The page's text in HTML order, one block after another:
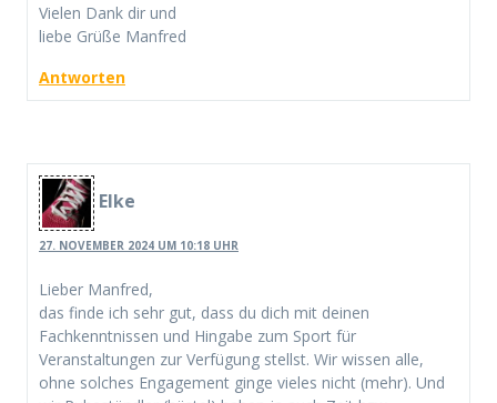
Vielen Dank dir und
liebe Grüße Manfred
Antworten
Elke
27. NOVEMBER 2024 UM 10:18 UHR
Lieber Manfred,
das finde ich sehr gut, dass du dich mit deinen
Fachkenntnissen und Hingabe zum Sport für
Veranstaltungen zur Verfügung stellst. Wir wissen alle,
ohne solches Engagement ginge vieles nicht (mehr). Und